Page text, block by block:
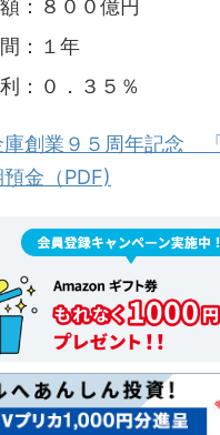
：８００億円
：１年
：０．３５％
庫創業９５周年記念
金（PDF)